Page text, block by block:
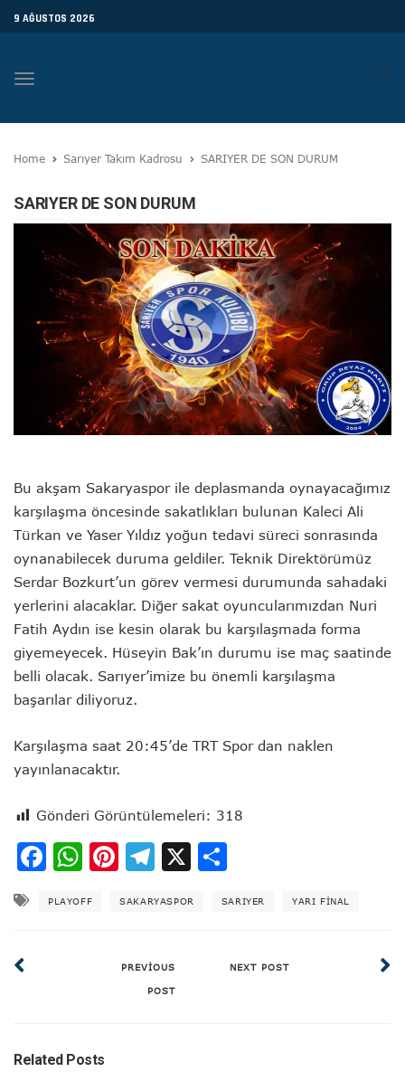
9 AĞUSTOS 2026
Toggle
Home Sarıyer Takım Kadrosu SARIYER DE SON DURUM
SARIYER DE SON DURUM
Bu akşam Sakaryaspor ile deplasmanda oynayacağımız
karşılaşma öncesinde sakatlıkları bulunan Kaleci Ali
Türkan ve Yaser Yıldız yoğun tedavi süreci sonrasında
oynanabilecek duruma geldiler. Teknik Direktörümüz
Serdar Bozkurt’un görev vermesi durumunda sahadaki
yerlerini alacaklar. Diğer sakat oyuncularımızdan Nuri
Fatih Aydın ise kesin olarak bu karşılaşmada forma
giyemeyecek. Hüseyin Bak’ın durumu ise maç saatinde
belli olacak. Sarıyer’imize bu önemli karşılaşma
başarılar diliyoruz.
Karşılaşma saat 20:45’de TRT Spor dan naklen
yayınlanacaktır.
Gönderi Görüntülemeleri: 318
Facebook
WhatsApp
Pinterest
Telegram
X
PLAYOFF SAKARYASPOR SARIYER YARI FINAL
PREVIOUS
POST
NEXT POST
Related Posts